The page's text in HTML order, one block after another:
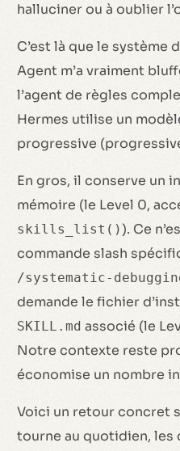
halluciner ou à oublier
C’est là que le système
Agent m’a vraiment
l’agent de règles
Hermes utilise un
progressive
En gros, il conserve un
mémoire (le Level 0,
skills_list()). Ce
commande slash
/systematic-
demande le fichier
SKILL.md associé (le
Notre contexte reste
économise un nombre
Voici un retour concret
tourne au quotidien, les